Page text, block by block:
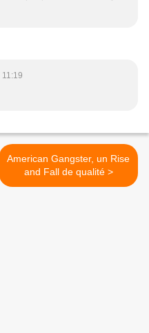
American Gangster, un Rise
and Fall de qualité >